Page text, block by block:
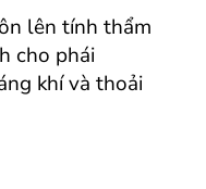
lên tính thẩm
cho phái
khí và thoải